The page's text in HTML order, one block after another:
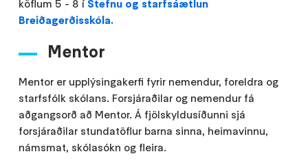
köflum 5 - 8 í Stefnu og starfsáætlun
Breiðagerðisskóla.
Mentor
Mentor er upplýsingakerfi fyrir nemendur, foreldra og
starfsfólk skólans. Forsjáraðilar og nemendur fá
aðgangsorð að Mentor. Á fjölskyldusíðunni sjá
forsjáraðilar stundatöflur barna sinna, heimavinnu,
námsmat, skólasókn og fleira.